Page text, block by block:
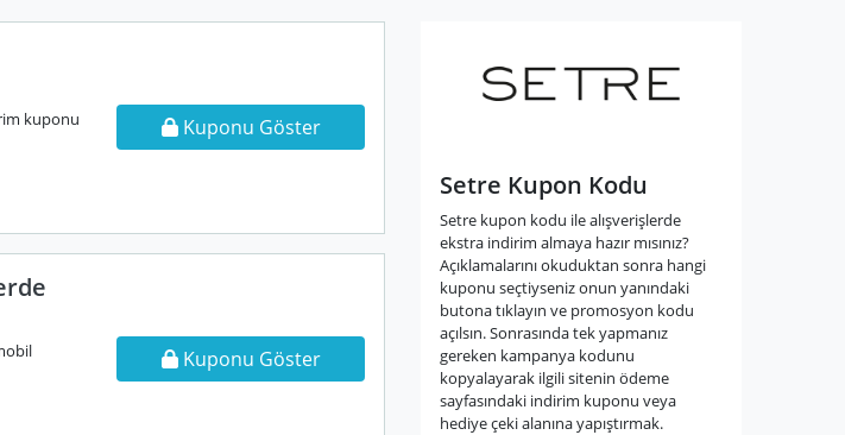
kuponu
Kuponu Göster
Kuponu Göster
Setre Kupon Kodu
Setre kupon kodu ile alışverişlerde
ekstra indirim almaya hazır mısınız?
Açıklamalarını okuduktan sonra hangi
kuponu seçtiyseniz onun yanındaki
butona tıklayın ve promosyon kodu
açılsın. Sonrasında tek yapmanız
gereken kampanya kodunu
kopyalayarak ilgili sitenin ödeme
sayfasındaki indirim kuponu veya
hediye çeki alanına yapıştırmak.